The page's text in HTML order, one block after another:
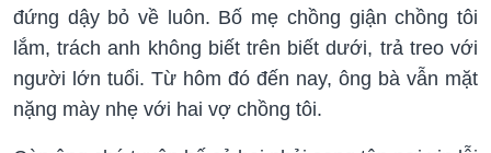
đứng dậy bỏ về luôn. Bố mẹ chồng giận chồng tôi
lắm, trách anh không biết trên biết dưới, trả treo với
người lớn tuổi. Từ hôm đó đến nay, ông bà vẫn mặt
nặng mày nhẹ với hai vợ chồng tôi.